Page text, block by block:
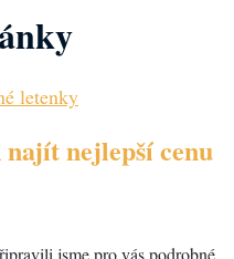
nejlepší cenu
jsme pro vás podrobné